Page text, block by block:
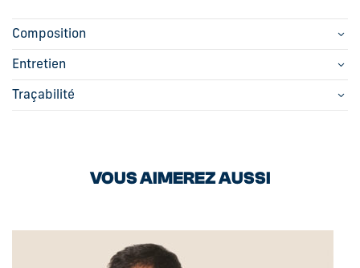
Composition
Entretien
Traçabilité
VOUS AIMEREZ AUSSI